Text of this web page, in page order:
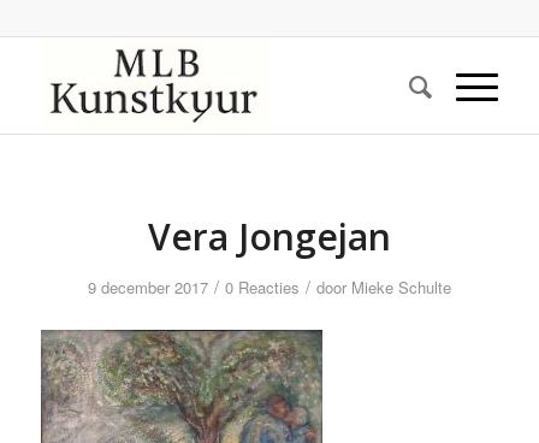
Vera Jongejan
9 december 2017 / 0 Reacties / door Mieke Schulte